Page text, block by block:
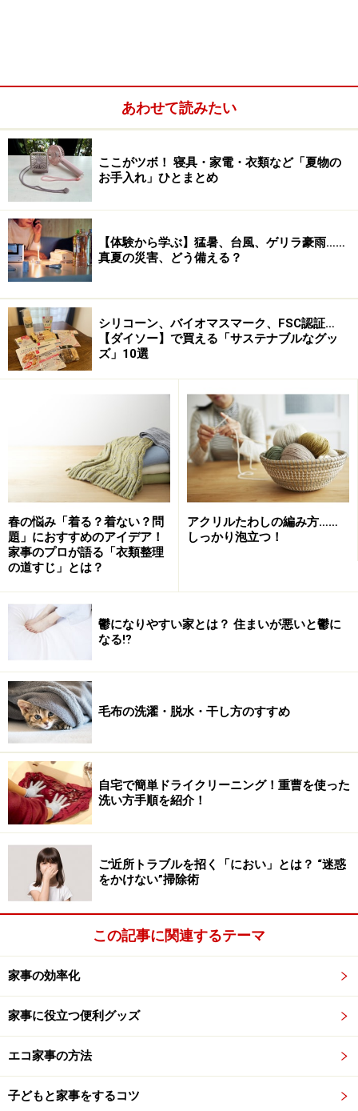
トイレの臭い対策2：ときどき掃除編
トイレの臭い対策3：大掃除と来客対策
トイレの臭いが発生する原因・仕組みと
は？
イヤなトイレの臭いは、どうやって生じるのでしょうか
トイレの臭いの主な発生源は、尿などの汚れによるもの
や、下水からのものがあります。ここではトイレ内の汚
れについてお話ししますね。
トイレの臭いの原因は、主に
残っている尿やこびりつい
ている尿石に含まれる有機物が、腐って分解するときに
発生するガス
うえで必要なのは「水分」「栄養」「温度」の3点セッ
トですので、十分な湿度（水分）のあるトイレでは、気
温が上がる時期は、「栄養」を待つばかりなのです。
トイレの臭いの発生源は？尿石をなくそう
ではそれらの発生源はどこに？尿があるところが一番怪
しい場所です。
トイレという小さな空間の中ですが、臭いの発生源、つ
まり汚れの場所は便器だけではありません。尿汚れに関
していえば、尿が残りやすいのは便器の内裏や便座の
裏、そしてあちこちの飛び散り汚れです。
「便器の内裏」は尿が跳ね返ってつくもの、「便座の裏
や根元」はビデを使用した際の飛び散りでも汚れがつき
やすい場所です。
便器の内側は男女関係ありませんが、外側に飛び散る汚
れの真犯人は男性といわれます。おしっこをする際に便
「床」や「壁」へも飛び散り、「便器の枠」にかかった
尿はつるつるっと便器の外側に垂れていくことも……！
発生源で登場した臭いの元「尿石」とは、飛び散った尿
や便器内の水に少し残った尿が空気中の成分（リン酸や
あわせて読みたい
ここがツボ！ 寝具・家電・衣類など「夏物の
お手入れ」ひとまとめ
【体験から学ぶ】猛暑、台風、ゲリラ豪雨……
真夏の災害、どう備える？
シリコーン、バイオマスマーク、FSC認証…
【ダイソー】で買える「サステナブルなグッ
ズ」10選
春の悩み「着る？着ない？問
題」におすすめのアイデア！
家事のプロが語る「衣類整理
の道すじ」とは？
アクリルたわしの編み方……
しっかり泡立つ！
鬱になりやすい家とは？ 住まいが悪いと鬱に
なる⁉
毛布の洗濯・脱水・干し方のすすめ
自宅で簡単ドライクリーニング！重曹を使った
洗い方手順を紹介！
ご近所トラブルを招く「におい」とは？ “迷惑
をかけない”掃除術
この記事に関連するテーマ
家事の効率化
家事に役立つ便利グッズ
エコ家事の方法
子どもと家事をするコツ